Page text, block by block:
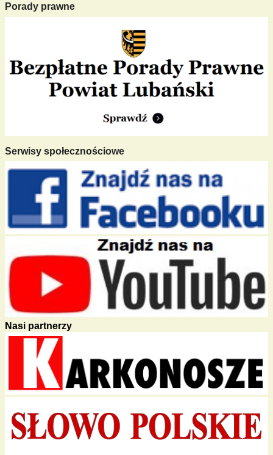
Porady prawne
Serwisy społecznościowe
Nasi partnerzy